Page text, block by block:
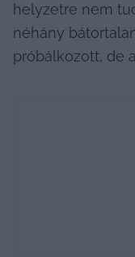
helyzetre nem
néhány
próbálkozott, de